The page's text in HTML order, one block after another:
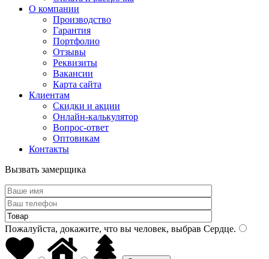
О компании
Производство
Гарантия
Портфолио
Отзывы
Реквизиты
Вакансии
Карта сайта
Клиентам
Скидки и акции
Онлайн-калькулятор
Вопрос-ответ
Оптовикам
Контакты
Вызвать замерщика
Пожалуйста, докажите, что вы человек, выбрав Сердце.